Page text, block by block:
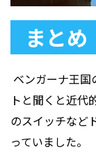
まとめ
ベンガーナ王国
トと聞くと近代
のスイッチなど
っていました。